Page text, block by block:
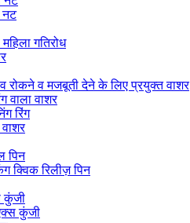
नट
गतिरोध
रोकने व मजबूती देने के लिए प्रयुक्त वाशर
वाला वाशर
रिंग
पिन
क्विक रिलीज़ पिन
कुंजी
कुंजी